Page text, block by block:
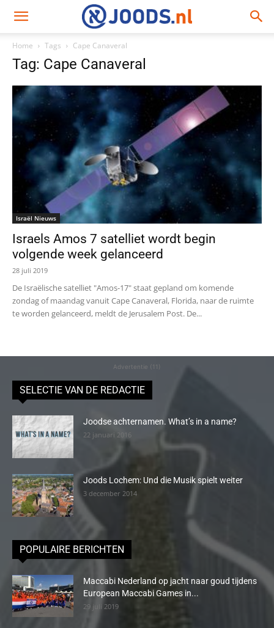
Home Tags Cape Canaveral
Tag: Cape Canaveral
Israël Nieuws
Israels Amos 7 satelliet wordt begin
volgende week gelanceerd
28 juli 2019
De Israëlische satelliet "Amos-17" staat gepland om komende
zondag of maandag vanuit Cape Canaveral, Florida, naar de ruimte
te worden gelanceerd, meldt de Jerusalem Post. De...
Advertentie (11)
SELECTIE VAN DE REDACTIE
Joodse achternamen. What’s in a name?
22 januari 2016
Joods Lochem: Und die Musik spielt weiter
3 december 2014
POPULAIRE BERICHTEN
Maccabi Nederland op jacht naar goud tijdens
European Maccabi Games in...
29 juli 2019